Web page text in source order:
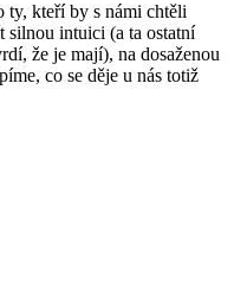
ty, kteří by s námi chtěli
silnou intuici (a ta ostatní
že je mají), na dosaženou
co se děje u nás totiž